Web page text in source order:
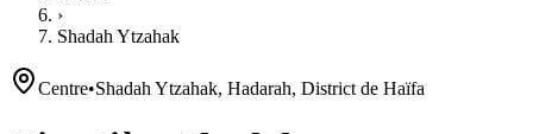
›
Shadah Ytzahak
Centre•Shadah Ytzahak, Hadarah, District de Haïfa